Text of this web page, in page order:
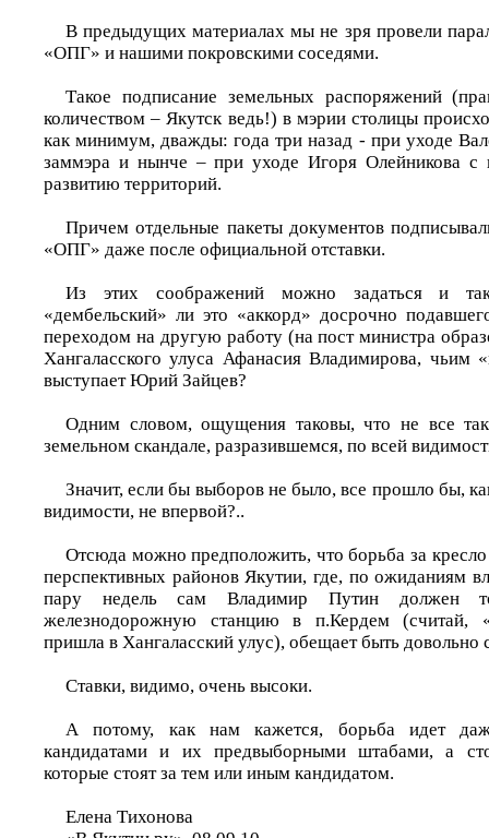
В предыдущих материалах мы не зря провели
«ОПГ» и нашими покровскими соседями.
Такое подписание земельных распоряжений
количеством – Якутск ведь!) в мэрии столицы
как минимум, дважды: года три назад - при уходе
заммэра и нынче – при уходе Игоря Олейникова с
развитию территорий.
Причем отдельные пакеты документов
«ОПГ» даже после официальной отставки.
Из этих соображений можно задаться и
«дембельский» ли это «аккорд» досрочно
переходом на другую работу (на пост министра
Хангаласского улуса Афанасия Владимирова, чьим
выступает Юрий Зайцев?
Одним словом, ощущения таковы, что не все
земельном скандале, разразившемся, по всей
Значит, если бы выборов не было, все прошло бы,
видимости, не впервой?..
Отсюда можно предположить, что борьба за
перспективных районов Якутии, где, по ожиданиям
пару недель сам Владимир Путин должен
железнодорожную станцию в п.Кердем (считай,
пришла в Хангаласский улус), обещает быть довольно
Ставки, видимо, очень высоки.
А потому, как нам кажется, борьба идет
кандидатами и их предвыборными штабами, а
которые стоят за тем или иным кандидатом.
Елена Тихонова